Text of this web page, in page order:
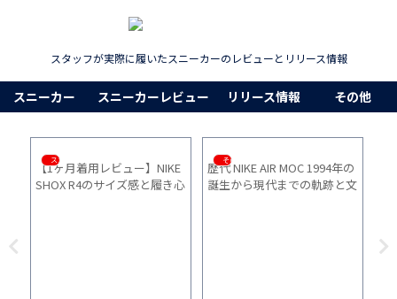
スタッフが実際に履いたスニーカーのレビューとリリース情報
スニーカー スニーカーレビュー リリース情報 その他
1994年の
軌跡と文
“脱ぎ履きしやすさ”重視のス
ニーカー10選｜子育てママパ
ワイドパンツに合うスニー
ー10選｜シルエット別